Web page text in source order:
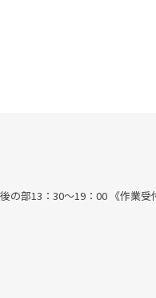
部13：30～19：00 《作業